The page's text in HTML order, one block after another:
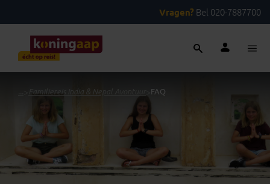
Vragen? Bel 020-7887700
Familiereis India & Nepal Avontuur FAQ